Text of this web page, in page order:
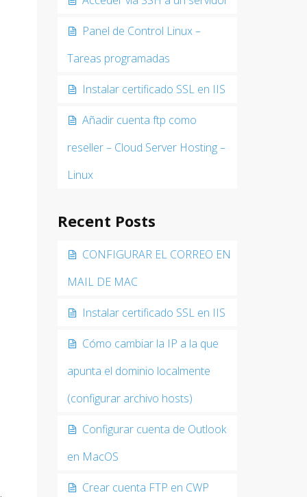
Panel de Control Linux –
Tareas programadas
Instalar certificado SSL en IIS
Añadir cuenta ftp como
reseller – Cloud Server Hosting –
Linux
Recent Posts
CONFIGURAR EL CORREO EN
MAIL DE MAC
Instalar certificado SSL en IIS
Cómo cambiar la IP a la que
apunta el dominio localmente
(configurar archivo hosts)
Configurar cuenta de Outlook
en MacOS
Crear cuenta FTP en CWP